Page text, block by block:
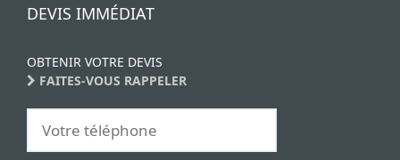
DEVIS IMMÉDIAT
OBTENIR VOTRE DEVIS
FAITES-VOUS RAPPELER